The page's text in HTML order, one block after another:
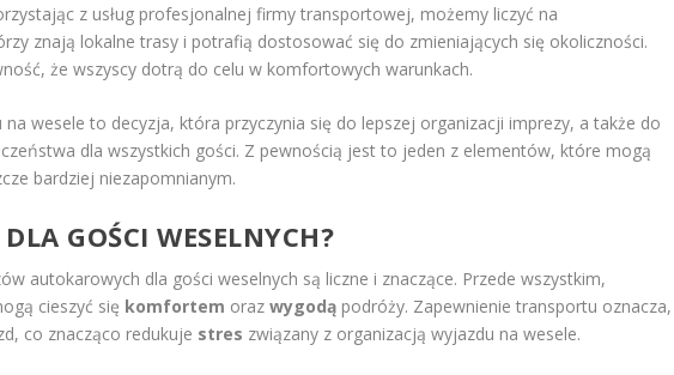
z usług profesjonalnej firmy transportowej, możemy liczyć na
znają lokalne trasy i potrafią dostosować się do zmieniających się okoliczności.
że wszyscy dotrą do celu w komfortowych warunkach.
wesele to decyzja, która przyczynia się do lepszej organizacji imprezy, a także do
dla wszystkich gości. Z pewnością jest to jeden z elementów, które mogą
bardziej niezapomnianym.
GOŚCI WESELNYCH?
autokarowych dla gości weselnych są liczne i znaczące. Przede wszystkim,
cieszyć się komfortem orazwygodą podróży. Zapewnienie transportu oznacza,
co znacząco redukuje stres związany z organizacją wyjazdu na wesele.